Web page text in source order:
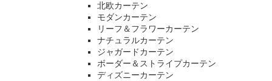
北欧カーテン
モダンカーテン
リーフ＆フラワーカーテン
ナチュラルカーテン
ジャガードカーテン
ボーダー＆ストライプカーテン
ディズニーカーテン